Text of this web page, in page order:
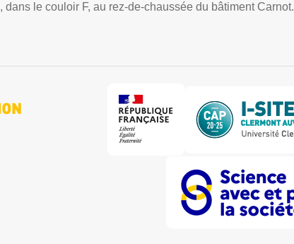
le couloir F, au rez-de-chaussée du bâtiment Carnot.